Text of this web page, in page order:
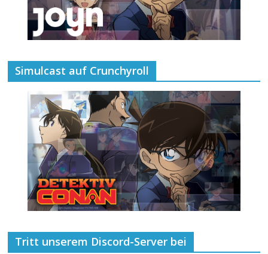
Simulcast auf Crunchyroll
Tritt unserem Discord-Server bei